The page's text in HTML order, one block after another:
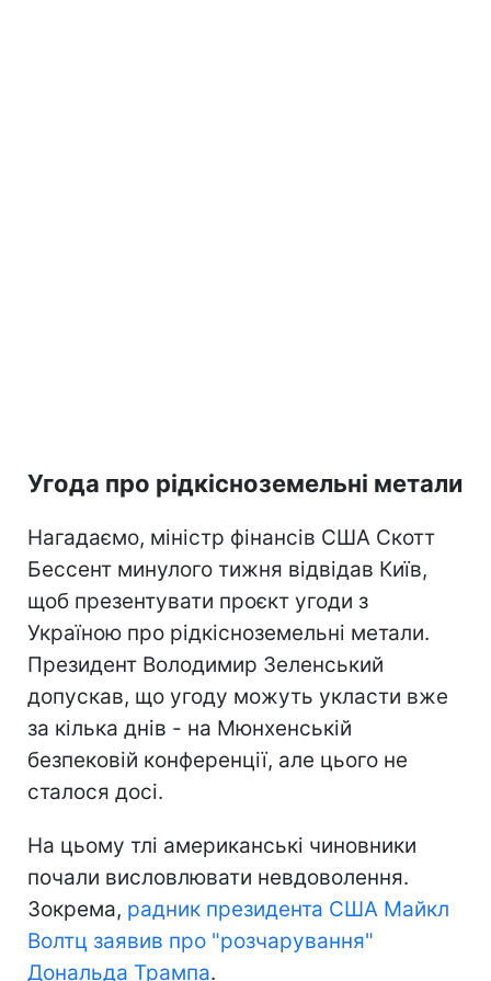
Угода про рідкісноземельні метали
Нагадаємо, міністр фінансів США Скотт
Бессент минулого тижня відвідав Київ,
щоб презентувати проєкт угоди з
Україною про рідкісноземельні метали.
Президент Володимир Зеленський
допускав, що угоду можуть укласти вже
за кілька днів - на Мюнхенській
безпековій конференції, але цього не
сталося досі.
На цьому тлі американські чиновники
почали висловлювати невдоволення.
Зокрема, радник президента США Майкл
Волтц заявив про "розчарування"
Дональда Трампа.